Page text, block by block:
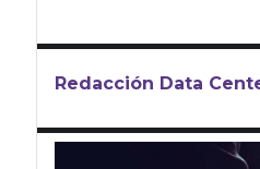
Redacción Data